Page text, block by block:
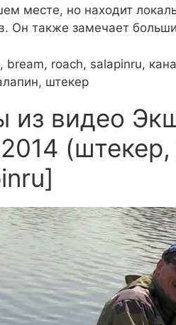
месте, но находит
Он также замечает
bream, roach, salapinru,
штекер
из видео